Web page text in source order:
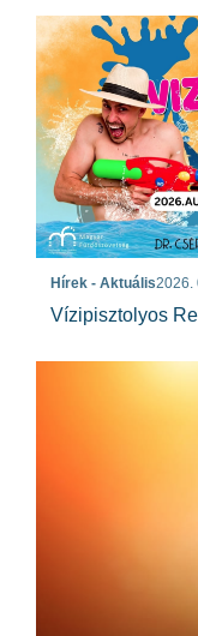
Hírek - Aktuális2026.
Vízipisztolyos